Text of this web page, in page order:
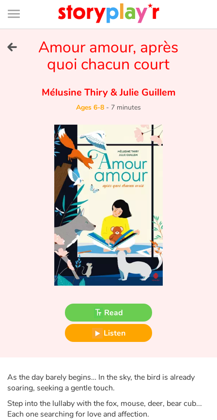
Connexion
Bibliothèque
de
page
Try for free
Tales and classics in french
Fable, myth, literature and poetry
Princesses and princes, kings, queens and dragons
Ogres, monsters and witches
Ecology, nature, seasons
Around the world
Learning
Amour amour, après
quoi chacun court
Mélusine Thiry&Julie Guillem
Ages 6-8 - 7 minutes
Read
Listen
As the day barely begins… In the sky, the bird is already
soaring, seeking a gentle touch.
Step into the lullaby with the fox, mouse, deer, bear cub...
Each one searching for love and affection.